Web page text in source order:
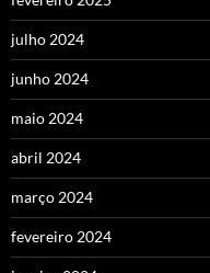
julho 2024
junho 2024
maio 2024
abril 2024
março 2024
fevereiro 2024